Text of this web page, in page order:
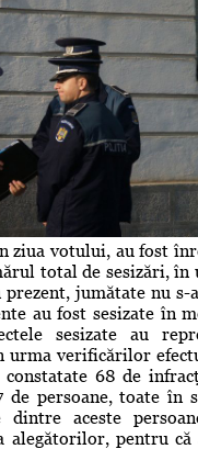
ziua votului, au fost
total de sesizări,
prezent, jumătate nu s-
au fost sesizate în
sesizate au
urma verificărilor
68 de
de persoane, toate în
aceste
alegătorilor, pentru